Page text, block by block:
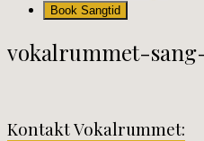
Book Sangtid
vokalrummet-
Kontakt Vokalrummet: